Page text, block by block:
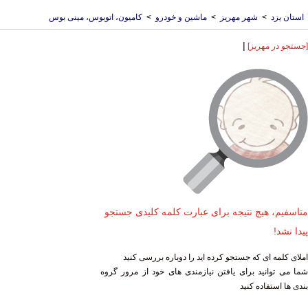
استان یزد > شهر مهریز > ماشین و خودرو > کامیون، اتوبوس، مینی بوس
[جستجو در مهریز] |
متاسفیم، هیچ نتیجه برای عبارت کلمه کلیدی جستجو
پیدا نشد!
املای کلمه ای که جستجو کرده اید را دوباره بررسی کنید
شما می توانید برای یافتن نیازمندی های خود از مرور گروه
بندی ها استفاده کنید